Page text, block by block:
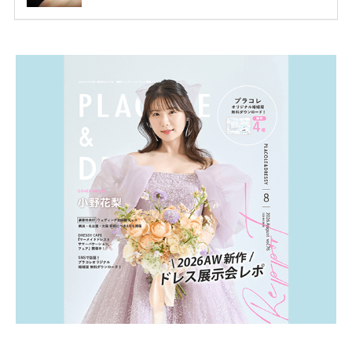
入が可能♩ コスパ的にも20代の若い夫婦に人気のよ
Ns4lf… @ntv_penguin pic […]
続きを読む